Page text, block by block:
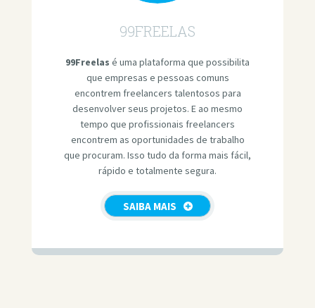
99FREELAS
99Freelas é uma plataforma que possibilita
que empresas e pessoas comuns
encontrem freelancers talentosos para
desenvolver seus projetos. E ao mesmo
tempo que profissionais freelancers
encontrem as oportunidades de trabalho
que procuram. Isso tudo da forma mais fácil,
rápido e totalmente segura.
SAIBA MAIS